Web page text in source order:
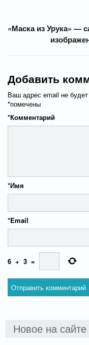
«Маска из Урука» —
Добавить
Ваш адрес email не будет
помечены
*
Комментарий
*
Имя
*
Email
*
6 + 3 =
Новое на сайте